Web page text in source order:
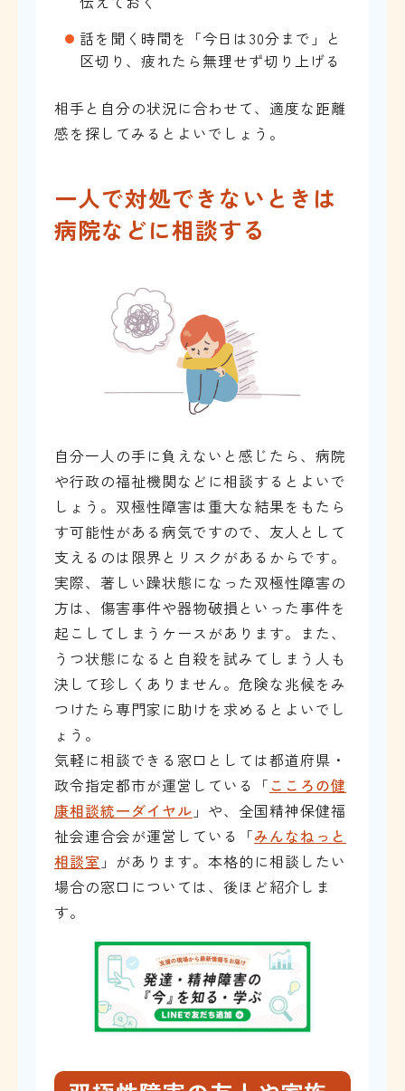
話を聞く時間を「今日は30分まで」と
区切り、疲れたら無理せず切り上げる
相手と自分の状況に合わせて、適度な距離
感を探してみるとよいでしょう。
一人で対処できないときは
病院などに相談する
自分一人の手に負えないと感じたら、病院
や行政の福祉機関などに相談するとよいで
しょう。双極性障害は重大な結果をもたら
す可能性がある病気ですので、友人として
支えるのは限界とリスクがあるからです。
実際、著しい躁状態になった双極性障害の
方は、傷害事件や器物破損といった事件を
起こしてしまうケースがあります。また、
うつ状態になると自殺を試みてしまう人も
決して珍しくありません。危険な兆候をみ
つけたら専門家に助けを求めるとよいでし
ょう。
気軽に相談できる窓口としては都道府県・
政令指定都市が運営している「 こころの健
康相談統一ダイヤル 」や、全国精神保健福
祉会連合会が運営している「みんなねっと
相談室 」があります。本格的に相談したい
場合の窓口については、後ほど紹介しま
す。